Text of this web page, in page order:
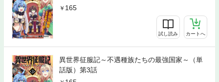
165
試し読み カートへ
異世界征服記～不遇種族たちの最強国家～（単
話版）第3話